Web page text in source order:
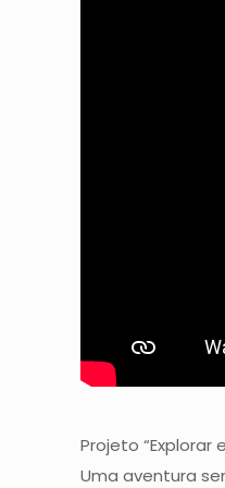
Projeto “Explorar
Uma aventura